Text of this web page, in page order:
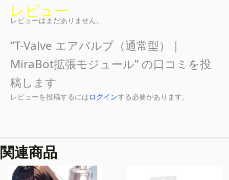
レビュー
レビューはまだありません。
“T-Valve エアバルブ（通常型）｜
MiraBot拡張モジュール” の口コミを投
稿します
レビューを投稿するにはログインする必要があります。
関連商品